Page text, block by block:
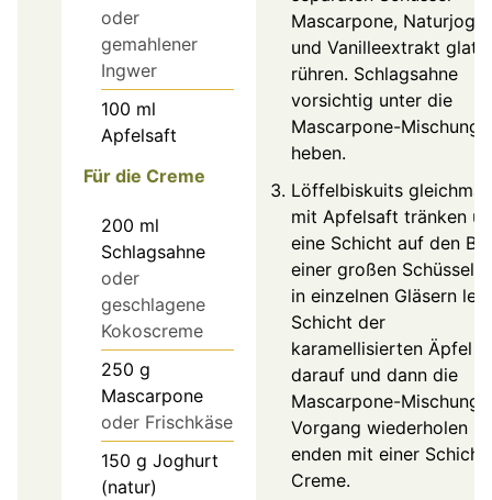
oder
gemahlener
Ingwer
100 ml
Apfelsaft
Für die Creme
200 ml
Schlagsahne
oder
geschlagene
Kokoscreme
250 g
Mascarpone
oder Frischkäse
150 g Joghurt
(natur)
Mascarpone,
und Vanilleextrakt glatt
rühren. Schlagsahne
vorsichtig unter die
Mascarpone-Mischung
heben.
Löffelbiskuits
mit Apfelsaft tränken
eine Schicht auf den
einer großen Schüssel
in einzelnen Gläsern
Schicht der
karamellisierten Äpfel
darauf und dann die
Mascarpone-Mischung.
Vorgang wiederholen
enden mit einer Schicht
Creme.